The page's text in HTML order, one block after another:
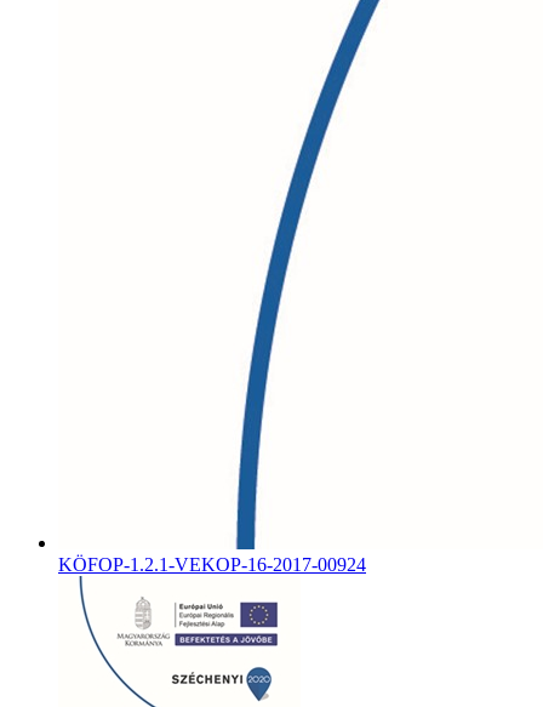
KÖFOP-1.2.1-VEKOP-16-2017-00924